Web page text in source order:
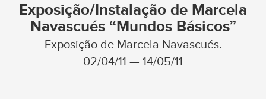
Exposição/Instalação de Marcela
Navascués “Mundos Básicos”
Exposição de Marcela Navascués.
02/04/11 — 14/05/11